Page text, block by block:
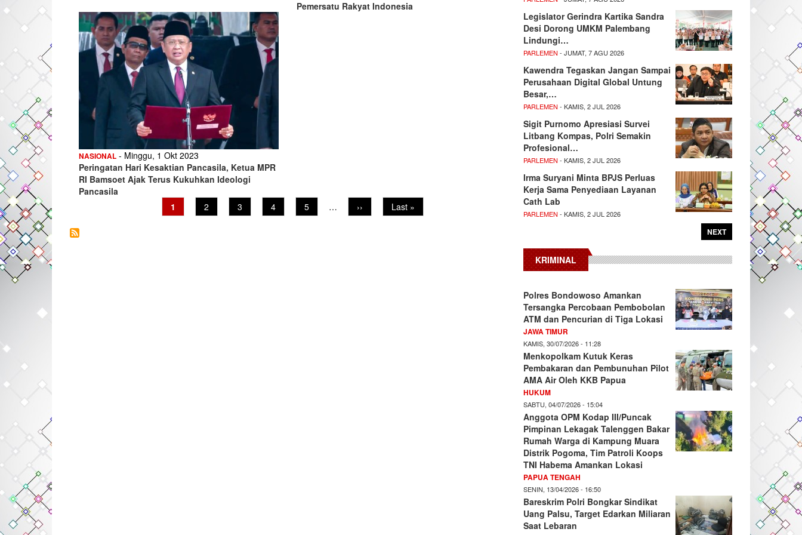
Pemersatu Rakyat Indonesia
NASIONAL - Minggu, 1 Okt 2023
Peringatan Hari Kesaktian Pancasila, Ketua MPR
RI Bamsoet Ajak Terus Kukuhkan Ideologi
Pancasila
Current
page
1 Page
2 Page
3 Page
4 Page
5 …
Next
page
››
Last
page
Last »
Legislator Gerindra Kartika Sandra
Desi Dorong UMKM Palembang
Lindungi…
PARLEMEN - JUMAT, 7 AGU 2026
Kawendra Tegaskan Jangan Sampai
Perusahaan Digital Global Untung
Besar,…
PARLEMEN - KAMIS, 2 JUL 2026
Sigit Purnomo Apresiasi Survei
Litbang Kompas, Polri Semakin
Profesional…
PARLEMEN - KAMIS, 2 JUL 2026
Irma Suryani Minta BPJS Perluas
Kerja Sama Penyediaan Layanan
Cath Lab
PARLEMEN - KAMIS, 2 JUL 2026
NEXT
KRIMINAL
Polres Bondowoso Amankan
Tersangka Percobaan Pembobolan
ATM dan Pencurian di Tiga Lokasi
JAWA TIMUR
KAMIS, 30/07/2026 - 11:28
Menkopolkam Kutuk Keras
Pembakaran dan Pembunuhan Pilot
AMA Air Oleh KKB Papua
HUKUM
SABTU, 04/07/2026 - 15:04
Anggota OPM Kodap III/Puncak
Pimpinan Lekagak Talenggen Bakar
Rumah Warga di Kampung Muara
Distrik Pogoma, Tim Patroli Koops
TNI Habema Amankan Lokasi
PAPUA TENGAH
SENIN, 13/04/2026 - 16:50
Bareskrim Polri Bongkar Sindikat
Uang Palsu, Target Edarkan Miliaran
Saat Lebaran